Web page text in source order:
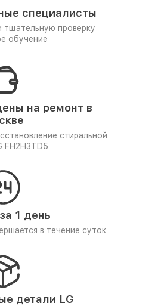
специалисты
тщательную проверку
обучение
на ремонт в
стиральной
FH2H3TD5
1 день
в течение суток
детали LG